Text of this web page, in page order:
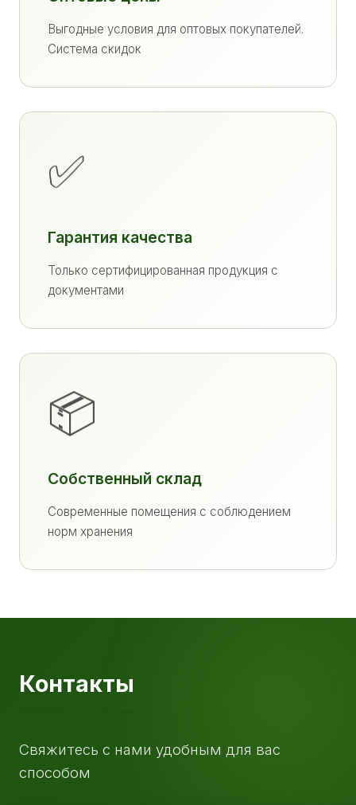
Выгодные условия для оптовых покупателей.
Система скидок
✅
Гарантия качества
Только сертифицированная продукция с
документами
📦
Собственный склад
Современные помещения с соблюдением
норм хранения
Контакты
Свяжитесь с нами удобным для вас
способом